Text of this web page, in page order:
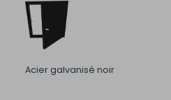
Acier galvanisé noir